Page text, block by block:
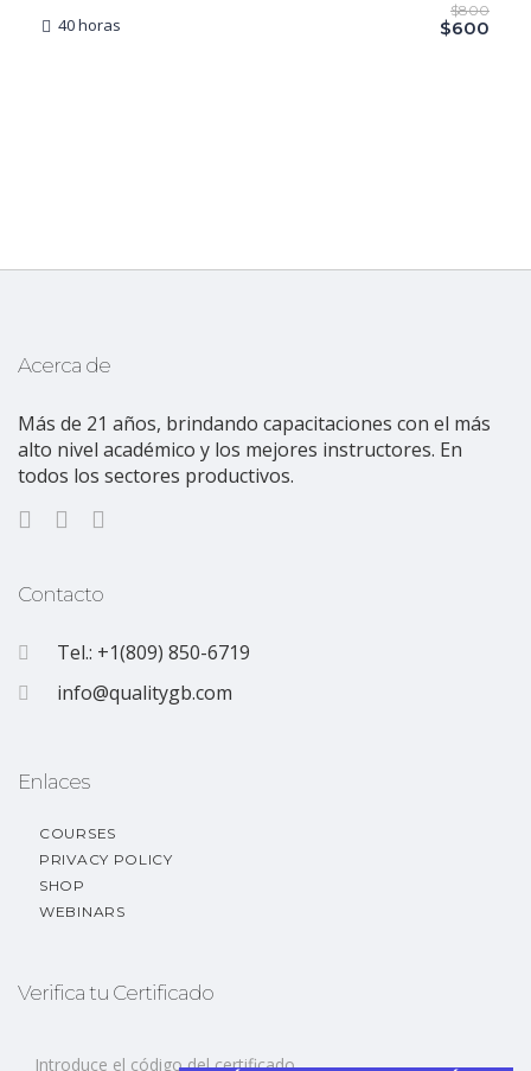
40 horas
$800
$600
Acerca de
Más de 21 años, brindando capacitaciones con el más
alto nivel académico y los mejores instructores. En
todos los sectores productivos.
Contacto
Tel.: +1(809) 850-6719
info@qualitygb.com
Enlaces
COURSES
PRIVACY POLICY
SHOP
WEBINARS
Verifica tu Certificado